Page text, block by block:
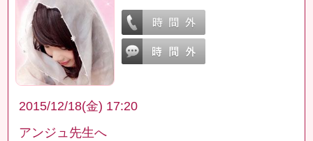
2015/12/18(金) 17:20
アンジュ先生へ